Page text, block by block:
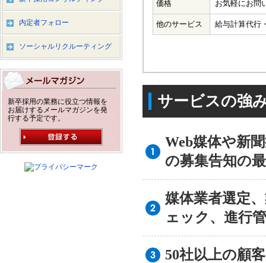
価格 お気軽にお問
他のサービス 給与計算代行
サービスの強
Web媒体や新
の募集告知の
媒体業者選定
ェック、進行
50社以上の顧
内定者フォロー
ソーシャルリクルーティング
新卒採用の業務に役立つ情報を
お届けするメールマガジンを発
行する予定です。